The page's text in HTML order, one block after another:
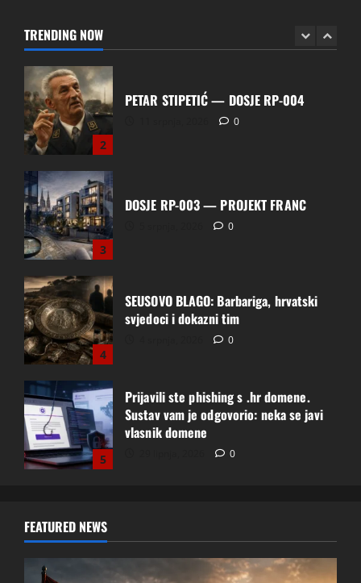
TRENDING NOW
2
3
DOSJE RP-003 — PROJEKT FRANC
0
4
SEUSOVO BLAGO: Barbariga, hrvatski
svjedoci i dokazni tim
5
Prijavili ste phishing s .hr domene.
Sustav vam je odgovorio: neka se javi
vlasnik domene
1
Pobjeda koju nismo znali sačuvati: Oluja
je oslobodila Hrvatsku, a mi smo je
potom rasprodali
5 kolovoza, 2026
11 srpnja, 2026 0
FEATURED NEWS